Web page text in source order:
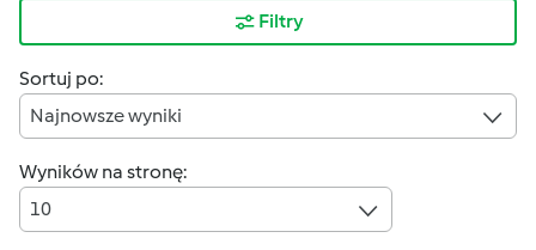
Filtry
Sortuj po:
Najnowsze wyniki
Wyników na stronę:
10